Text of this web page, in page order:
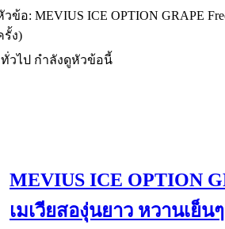
วข้อ: MEVIUS ICE OPTION GRAPE
รั้ง)
วไป กำลังดูหัวข้อนี้
MEVIUS ICE OPTION
เมเวียสองุ่นยาว หวานเย็นๆ